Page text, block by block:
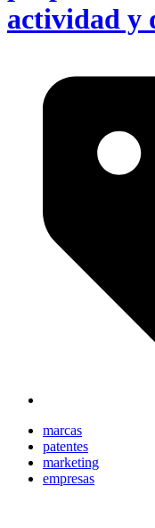
actividad y
marcas
patentes
marketing
empresas